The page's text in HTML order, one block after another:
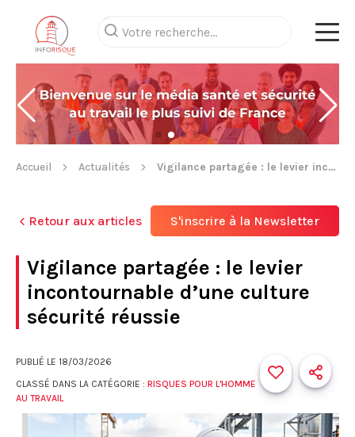
Accueil Actualités Vigilance partagée : le levier incontournable d’une culture sécurité réussie
Retour aux articles S'inscrire à la Newsletter
Vigilance partagée : le levier
incontournable d’une culture
sécurité réussie
PUBLIÉ LE 18/03/2026
CLASSÉ DANS LA CATÉGORIE : RISQUES POUR L'HOMME
AU TRAVAIL